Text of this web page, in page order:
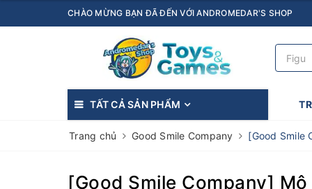
CHÀO MỪNG BẠN ĐÃ ĐẾN VỚI ANDROMEDAR'S SHOP
TẤT CẢ SẢN PHẨM
Trang chủ Good Smile Company [Good Smile
[Good Smile Company] Mô